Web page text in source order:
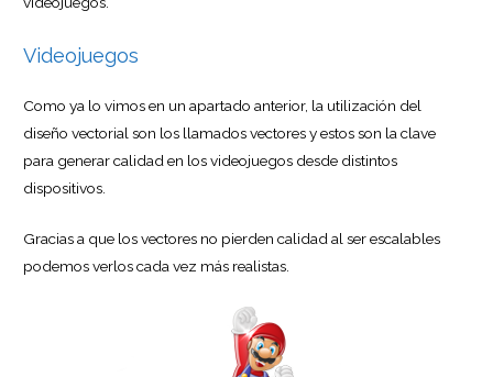
Videojuegos
Como ya lo vimos en un apartado anterior, la utilización del
diseño vectorial son los llamados vectores y estos son la clave
para generar calidad en los videojuegos desde distintos
dispositivos.
Gracias a que los vectores no pierden calidad al ser escalables
podemos verlos cada vez más realistas.